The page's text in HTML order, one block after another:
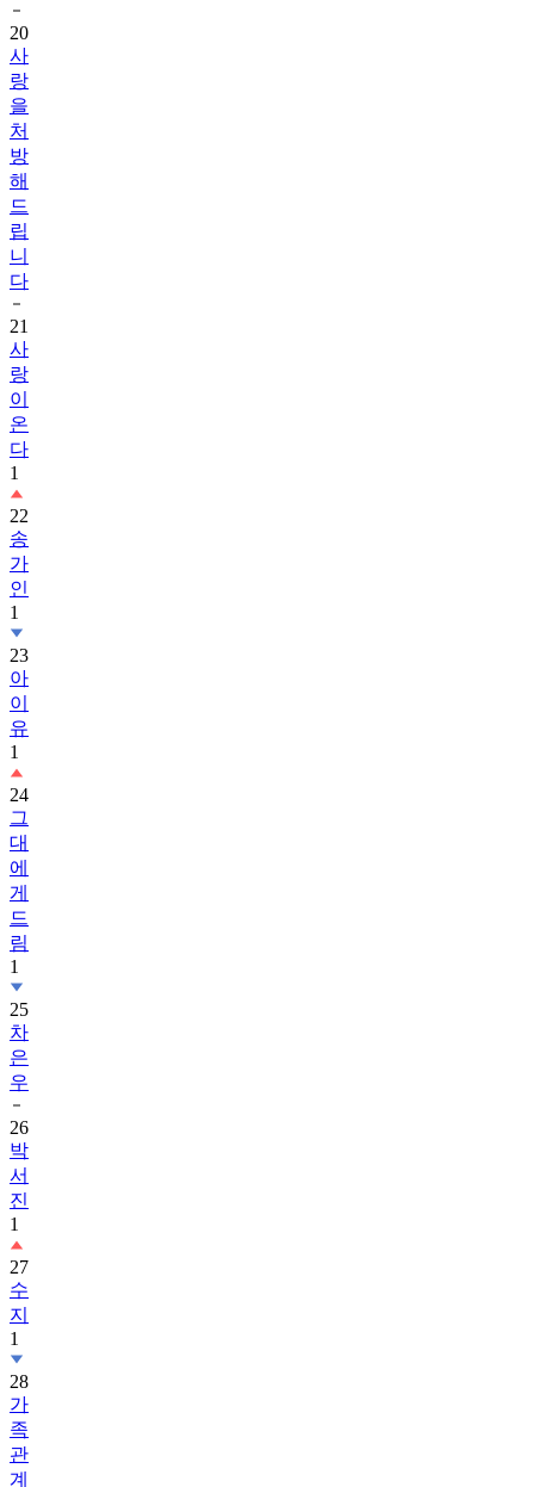
20
사
랑
을
처
방
해
드
립
니
다
21
사
랑
이
온
다
1
22
송
가
인
1
23
아
이
유
1
24
그
대
에
게
드
림
1
25
차
은
우
26
박
서
진
1
27
수
지
1
28
가
족
관
계